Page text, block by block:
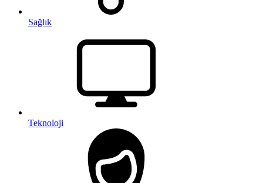
Sağlık
Teknoloji